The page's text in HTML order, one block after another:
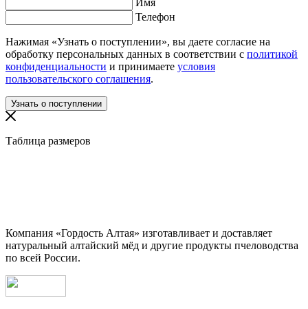
Телефон
Нажимая «Узнать о поступлении», вы даете согласие на
обработку персональных данных в соответствии с политикой
конфиденциальности и принимаете условия
пользовательского соглашения.
Таблица размеров
Компания «Гордость Алтая» изготавливает и доставляет
натуральный алтайский мёд и другие продукты пчеловодства
по всей России.